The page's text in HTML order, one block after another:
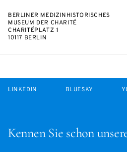
BERLINER MEDIZINHISTORISCHES
MUSEUM DER CHARITÉ
CHARITÉPLATZ 1
10117 BERLIN
Kennen Sie schon
LINKEDIN BLUESKY